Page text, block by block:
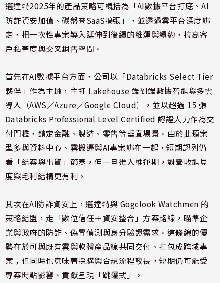
邁達特2025年的產品策略可概括為「AI數據平台打底、AI
防詐資安加值、碳盤查SaaS擴張」，並透過雲平台深度綁
定，把一次性專案導入延伸到後續的維運與續約，拉高客
戶黏著度與交叉銷售空間。
首先在AI數據平台方面，公司以「Databricks Select Tier
夥伴」作為主軸，主打 Lakehouse 端到端數據智能與多雲
導入（AWS／Azure／Google Cloud），並以超過 15 張
Databricks Professional Level Certified 認證人力作為交
付門檻，鎖定金融、製造、零售等垂直場景。由於此類案
型多與資料中心、雲搬遷與AI專案綁在一起，短期認列仍
看「結案與出貨」節奏，但一旦進入維運期，對營收能見
度與毛利結構更有利。
其次在AI防詐資安上，邁達特與 Gogolook Watchmen 的
策略結盟，走「數位信任＋資安整合」方案路線，瞄準企
業與政府的防詐、偽冒偵測與身分驗證需求。這條線的優
勢在於可與既有雲與軟體產品線共同交付、打包成跨域專
案；但同時也意味著採購與合規流程較長，短期仍可能受
專案時點影響、貢獻呈現「跳躍式」。